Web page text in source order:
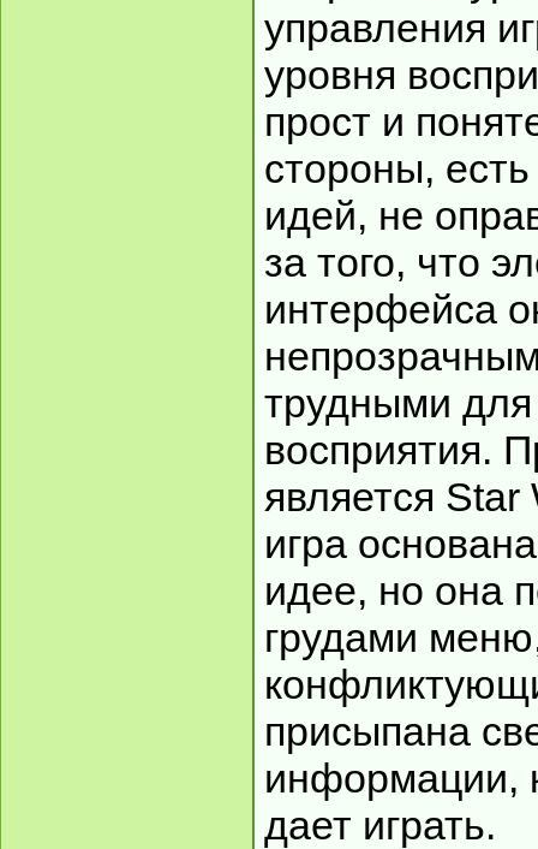
управления
уровня
прост и
стороны,
идей, не
за того, что
интерфейса
трудными для
восприятия.
является
игра
идее, но она
грудами
присыпана
информации,
дает играть.